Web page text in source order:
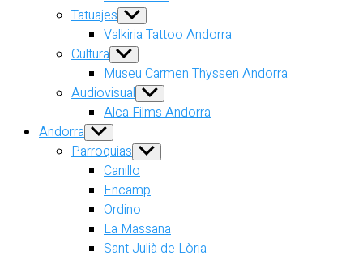
Tatuajes Show
sub
menu
Valkiria Tattoo Andorra
Cultura Show
sub
menu
Museu Carmen Thyssen Andorra
Audiovisual Show
sub
menu
Alca Films Andorra
Andorra Show
sub
menu
Parroquias Show
sub
menu
Canillo
Encamp
Ordino
La Massana
Sant Julià de Lòria